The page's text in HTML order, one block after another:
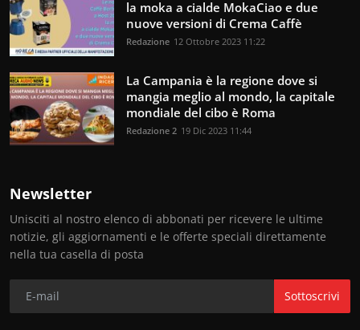
la moka a cialde MokaCiao e due
nuove versioni di Crema Caffè
Redazione 12 Ottobre 2023 11:22
La Campania è la regione dove si
mangia meglio al mondo, la capitale
mondiale del cibo è Roma
Redazione 2 19 Dic 2023 11:44
Newsletter
Unisciti al nostro elenco di abbonati per ricevere le ultime
notizie, gli aggiornamenti e le offerte speciali direttamente
nella tua casella di posta
Sottoscrivi